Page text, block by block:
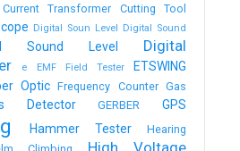
Current Transformer Cutting Tool
Digital Soun Level
Digital Sound
Sound Level
Digital
e EMF Field Tester ETSWING
Optic Frequency Counter Gas
Detector GERBER GPS
Hammer Tester
Hearing